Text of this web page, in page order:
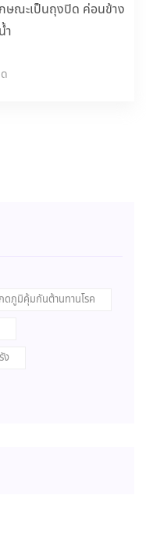
ษณะเป็นถุงปิด ค่อนข้าง
ำ
กดภูมิคุ้มกันต้านทานโรค
ง